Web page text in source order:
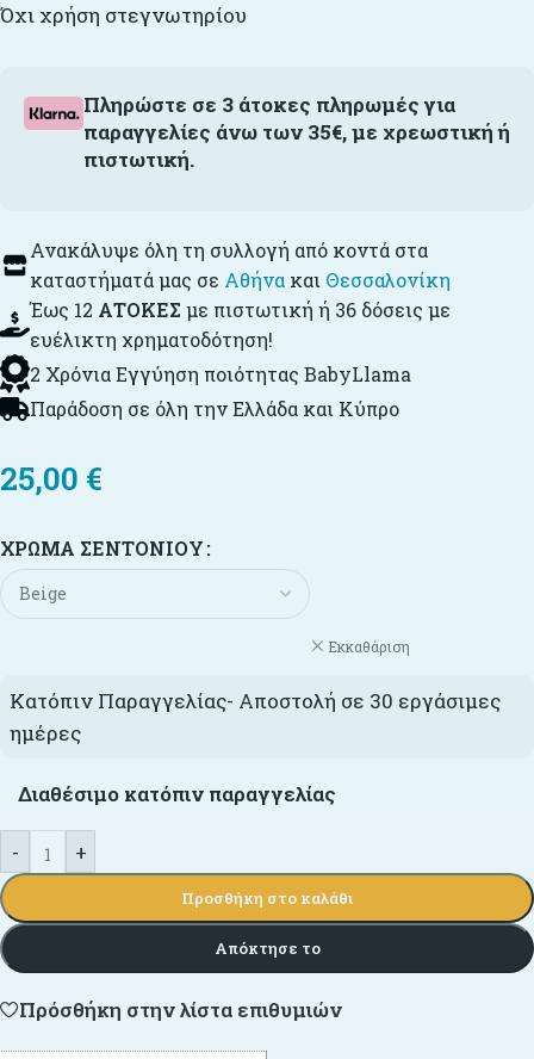
Όχι χρήση στεγνωτηρίου
Πληρώστε σε 3 άτοκες πληρωμές για
παραγγελίες άνω των 35€, με χρεωστική ή
πιστωτική.
Ανακάλυψε όλη τη συλλογή από κοντά στα
καταστήματά μας σε Αθήνα και Θεσσαλονίκη
Έως 12 ΑΤΟΚΕΣ με πιστωτική ή 36 δόσεις με
ευέλικτη χρηματοδότηση!
2 Χρόνια Εγγύηση ποιότητας BabyLlama
Παράδοση σε όλη την Ελλάδα και Κύπρο
25,00 €
ΧΡΏΜΑ ΣΕΝΤΟΝΙΟΎ
Εκκαθάριση
Κατόπιν Παραγγελίας- Αποστολή σε 30 εργάσιμες
ημέρες
Διαθέσιμο κατόπιν παραγγελίας
- +
Προσθήκη στο καλάθι
Απόκτησε το
Πρόσθήκη στην λίστα επιθυμιών